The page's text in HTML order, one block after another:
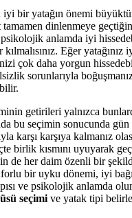
bir yatağın önemi
tamamen dinlenmeye
anlamda iyi
Eğer yatağınız
çok daha yorgun
sorunlarıyla
getirileri yalnızca
bu seçimin sonucunda
karşı karşıya kalmanız
birlik kısmını uyuyarak
de her daim özenli bir
bir uyku dönemi, iyi
ve psikolojik anlamda
seçimi ve yatak tipi